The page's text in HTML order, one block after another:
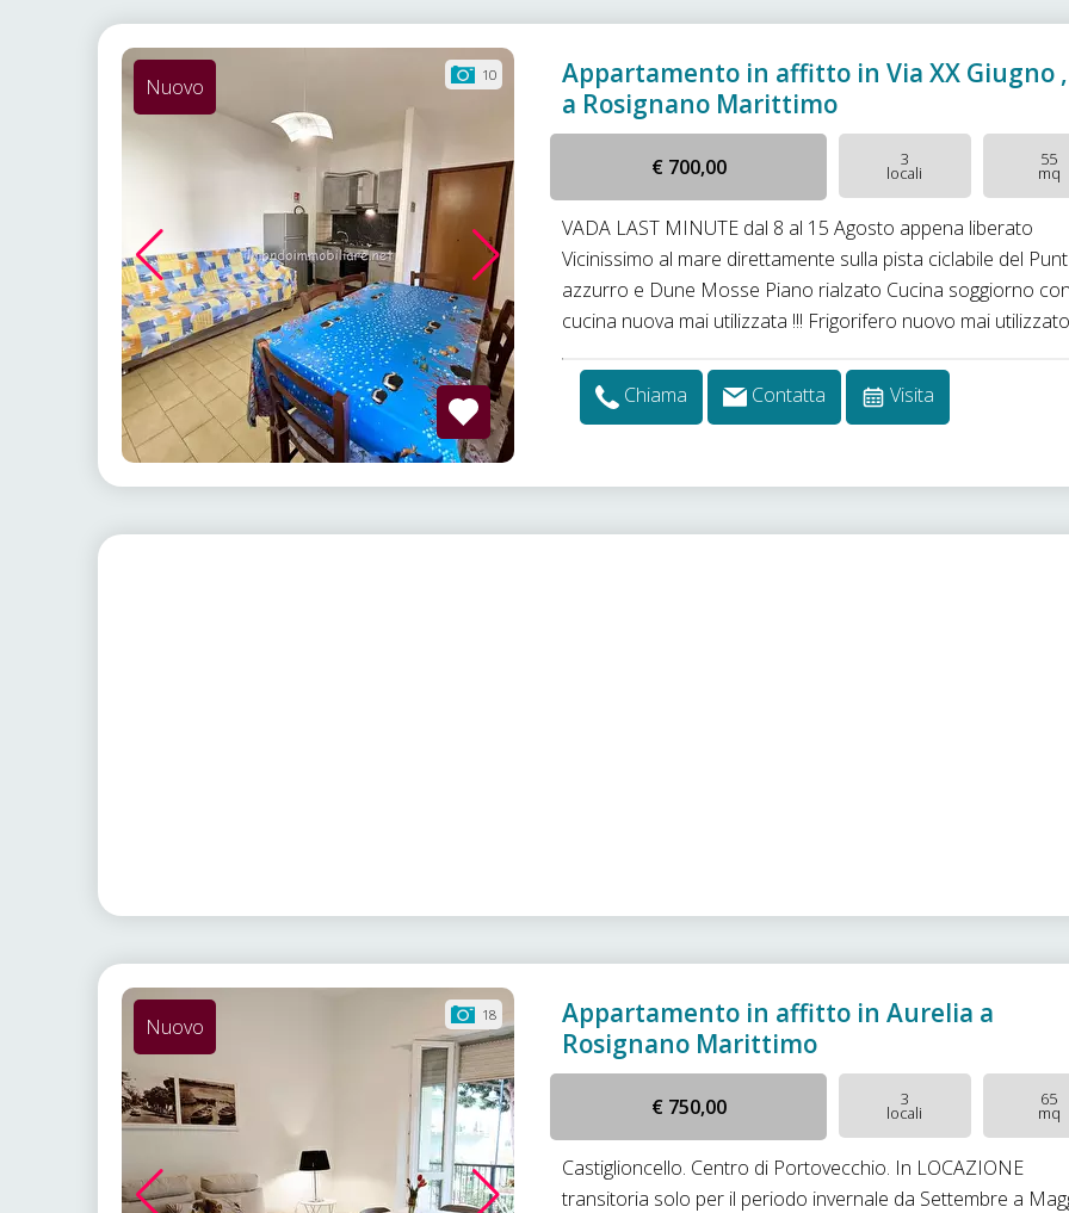
10
Nuovo
Appartamento in affitto in Via XX Giugno
a Rosignano Marittimo
€ 700,00 3
locali
55
mq
VADA LAST MINUTE dal 8 al 15 Agosto appena liberato
Vicinissimo al mare direttamente sulla pista ciclabile del
azzurro e Dune Mosse Piano rialzato Cucina soggiorno
cucina nuova mai utilizzata !!! Frigorifero nuovo mai
Chiama Contatta Visita
18
Nuovo
Appartamento in affitto in Aurelia a
Rosignano Marittimo
€ 750,00 3
locali
65
mq
Castiglioncello. Centro di Portovecchio. In LOCAZIONE
transitoria solo per il periodo invernale da Settembre a